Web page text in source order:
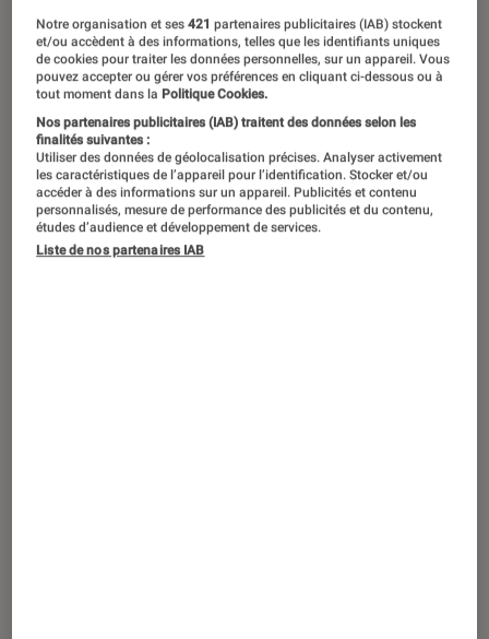
Les cogne-trottoirs: Bartabas dévoile
son premier roman
ACTU
Livres / BD • 06 jan. 2026
Notre organisation et ses421 partenaires publicitaires (IAB) stockent
et/ou accèdent à des informations, telles que les identifiants uniques
de cookies pour traiter les données personnelles, sur un appareil. Vous
pouvez accepter ou gérer vos préférences en cliquant ci-dessous ou à
tout moment dans la Politique Cookies.
Nos partenaires publicitaires (IAB) traitent des données selon les
finalités suivantes :
Utiliser des données de géolocalisation précises. Analyser activement
les caractéristiques de l’appareil pour l’identification. Stocker et/ou
accéder à des informations sur un appareil. Publicités et contenu
personnalisés, mesure de performance des publicités et du contenu,
études d’audience et développement de services.
Liste de nos partenaires IAB